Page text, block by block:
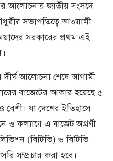
আলোচনায় জাতীয় সংসদে
সভাপতিত্বে আওয়ামী
সরকারের প্রথম এই
দীর্ঘ আলোচনা শেষে আগামী
বাজেটের আকার হয়েছে ৫
যা দেশের ইতিহাসে
ও কল্যাণে এ বাজেট অগ্রণী
(বিটিভি) ও বিটিভি
সম্প্রচার করা হবে।